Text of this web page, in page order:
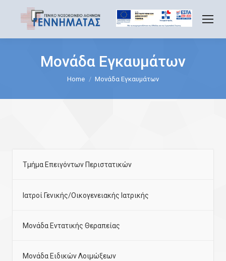
Μονάδα Εγκαυμάτων
Home Μονάδα Εγκαυμάτων
Τμήμα Επειγόντων Περιστατικών
Ιατροί Γενικής/Οικογενειακής Ιατρικής
Μονάδα Εντατικής Θεραπείας
Μονάδα Ειδικών Λοιμώξεων